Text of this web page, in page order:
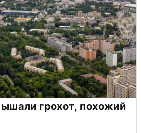
грохот, похожий